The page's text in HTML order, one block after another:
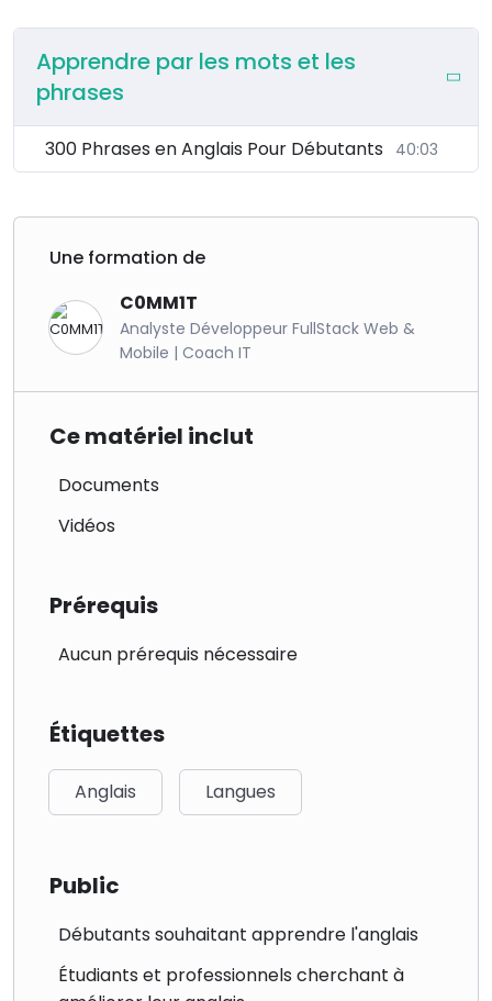
Apprendre par les mots et les
phrases
300 Phrases en Anglais Pour Débutants 40:03
Une formation de
C0MM1T
Analyste Développeur FullStack Web &
Mobile | Coach IT
Ce matériel inclut
Documents
Vidéos
Prérequis
Aucun prérequis nécessaire
Étiquettes
Anglais Langues
Public
Débutants souhaitant apprendre l'anglais
Étudiants et professionnels cherchant à